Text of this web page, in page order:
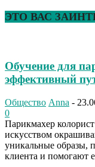
ЭТО ВАС
Обучение для
эффективный
Общество Anna -
0
Парикмахер
искусством
уникальные образы,
клиента и помогают